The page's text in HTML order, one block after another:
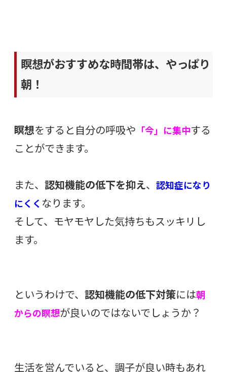
瞑想がおすすめな時間帯は、やっぱり
朝！
瞑想をすると自分の呼吸や 「今」に集中する
ことができます。
また、 認知機能の低下を抑え、 認知症になり
にくく なります。
そして、モヤモヤした気持ちもスッキリし
ます。
というわけで、 認知機能の低下対策には朝
からの瞑想が良いのではないでしょうか？
生活を営んでいると、調子が良い時もあれ